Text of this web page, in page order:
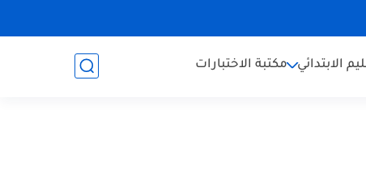
الابتدائي مكتبة الاختبارات